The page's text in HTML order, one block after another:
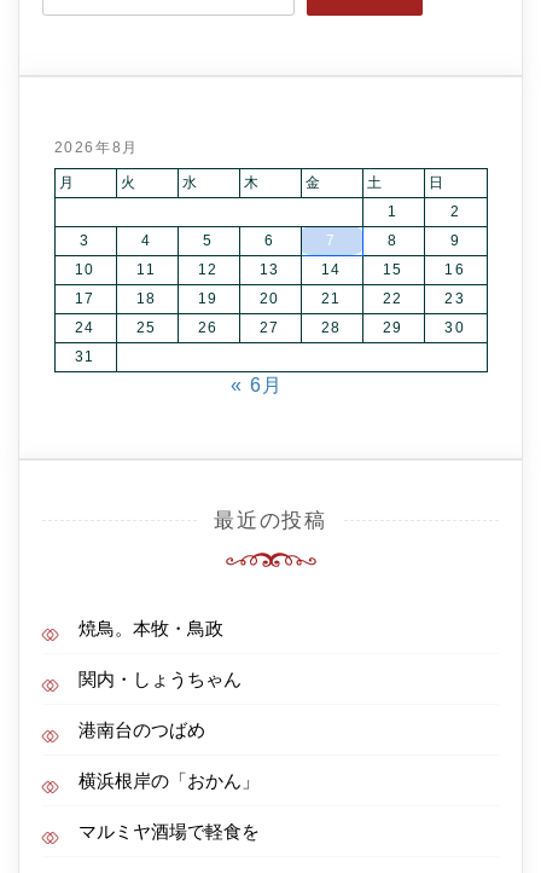
2026年8月
月 火 水 木 金 土
日
1
2
3
4 5 6 7 8
9
10
11 12 13 14 15
16
17
18 19 20 21 22
23
24
25 26 27 28 29
30
31
« 6月
最近の投稿
焼鳥。本牧・鳥政
関内・しょうちゃん
港南台のつばめ
横浜根岸の「おかん」
マルミヤ酒場で軽食を